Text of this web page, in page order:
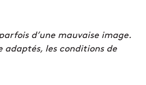
d’une mauvaise image.
adaptés, les conditions de